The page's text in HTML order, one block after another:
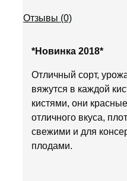
Отзывы (0)
*Новинка 2018*
Отличный сорт,
вяжутся в каждой
кистями, они
отличного вкуса,
свежими и для
плодами.